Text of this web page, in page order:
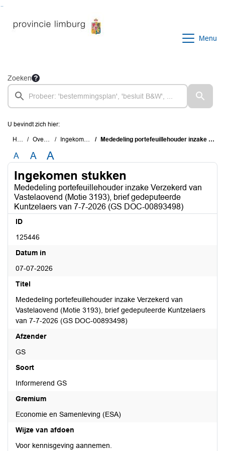
Menu
Zoeken
U bevindt zich hier:
Home Overzichten Ingekomen stukken Mededeling portefeuillehouder inzake Verzekerd van Vastelaovend (Motie 3193), brief gedeputeerde Kuntzelaers van 7-7-2026 (GS DOC-00893498)
A A A
Ingekomen stukken
Mededeling portefeuillehouder inzake Verzekerd van
Vastelaovend (Motie 3193), brief gedeputeerde
Kuntzelaers van 7-7-2026 (GS DOC-00893498)
ID
125446
Datum in
07-07-2026
Titel
Mededeling portefeuillehouder inzake Verzekerd van
Vastelaovend (Motie 3193), brief gedeputeerde Kuntzelaers
van 7-7-2026 (GS DOC-00893498)
Afzender
GS
Soort
Informerend GS
Gremium
Economie en Samenleving (ESA)
Wijze van afdoen
Voor kennisgeving aannemen.